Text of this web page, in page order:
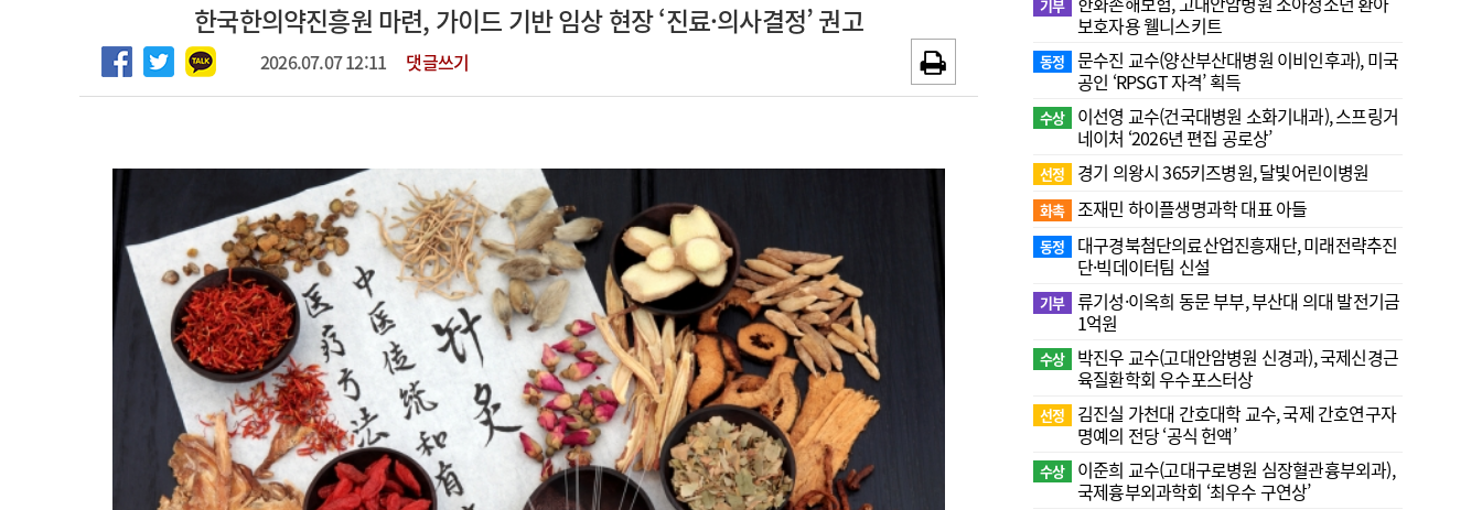
마취통증의학과 임기제 임상의사 채용
채용시까지
한국한의약진흥원 마련, 가이드 기반 임상 현장 ‘진료·의사결정’ 권고
2026.07.07 12:11 댓글쓰기
기부
보호자용 웰니스키트
동정
문수진 교수( 양산부산대병원 이비인후과), 미국
공인 ‘RPSGT 자격’ 획득
수상
이선영 교수(건국대병원 소화기내과), 스프링거
네이처 ‘2026년 편집 공로상’
선정 경기 의왕시 365키즈병원, 달빛어린이병원
화촉 조재민 하이플생명과학 대표 아들
동정
대구경북첨단의료산업진흥재단, 미래전략추진
단·빅데이터팀 신설
기부 류기성·이옥희 동문 부부, 부산대 의대 발전기금
1억원
수상
박진우 교수(고대안암병원 신경과), 국제신경근
육질환학회 우수포스터상
선정
김진실 가천대 간호대학 교수, 국제 간호연구자
명예의 전당 ‘공식 헌액’
수상
이준희 교수(고대구로병원 심장혈관흉부외과),
국제흉부외과학회 ‘최우수 구연상’